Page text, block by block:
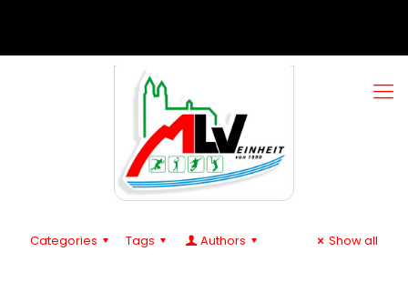
Categories Tags Authors Show all